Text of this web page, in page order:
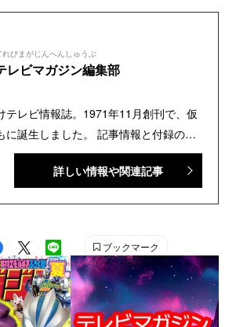
れびまがじんへんしゅうぶ
レビマガジン編集部
テレビ情報誌。1971年11月創刊で、仮
に誕生しました。 記事情報と付録の詳
『テレビマガジン 公式動画チャンネ
談社発行の幼年・児童・少年・少女向
】 X（旧Twitter）：@tele_maga
詳しい情報や関連記事
ブックマーク